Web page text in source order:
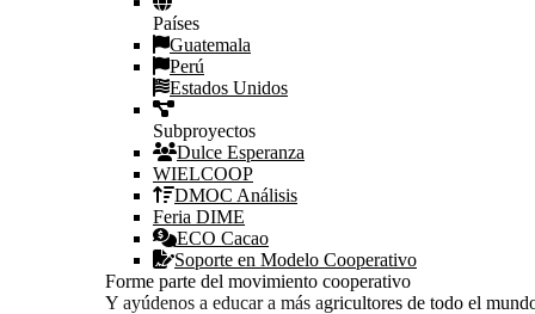
Países
Guatemala
Perú
Estados Unidos
Subproyectos
Dulce Esperanza
WIELCOOP
DMOC Análisis
Feria DIME
ECO Cacao
Soporte en Modelo Cooperativo
Forme parte del movimiento cooperativo
Y ayúdenos a educar a más agricultores de todo el